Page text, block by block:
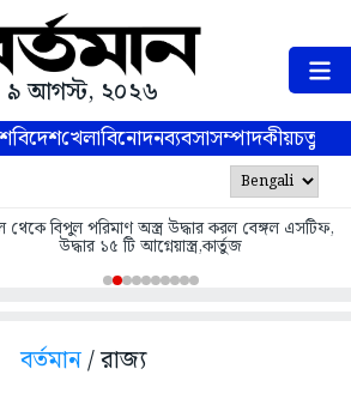
৯ আগস্ট, ২০২৬
বিদেশখেলাবিনোদনব্যবসাসম্পাদকীয়
থেকে বিপুল পরিমাণ অস্ত্র উদ্ধার করল বেঙ্গল এসটিফ,
উদ্ধার ১৫ টি আগ্নেয়াস্ত্র,কার্তুজ
বর্তমান/ রাজ্য